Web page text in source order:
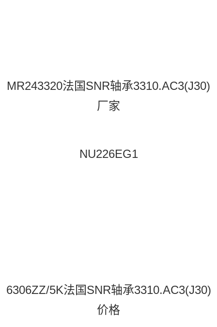
MR243320法国SNR轴承3310.AC3(J30)
厂家
NU226EG1
6306ZZ/5K法国SNR轴承3310.AC3(J30)
价格